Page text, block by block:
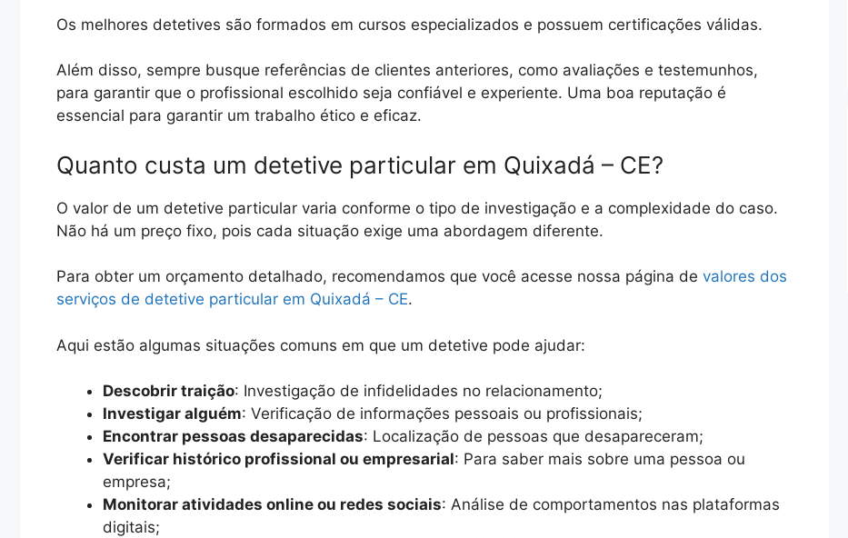
Os melhores detetives são formados em cursos especializados e possuem certificações válidas.
Além disso, sempre busque referências de clientes anteriores, como avaliações e testemunhos,
para garantir que o profissional escolhido seja confiável e experiente. Uma boa reputação é
essencial para garantir um trabalho ético e eficaz.
Quanto custa um detetive particular em Quixadá – CE?
O valor de um detetive particular varia conforme o tipo de investigação e a complexidade do caso.
Não há um preço fixo, pois cada situação exige uma abordagem diferente.
Para obter um orçamento detalhado, recomendamos que você acesse nossa página de valores dos
serviços de detetive particular em Quixadá – CE.
Aqui estão algumas situações comuns em que um detetive pode ajudar:
Descobrir traição: Investigação de infidelidades no relacionamento;
Investigar alguém: Verificação de informações pessoais ou profissionais;
Encontrar pessoas desaparecidas: Localização de pessoas que desapareceram;
Verificar histórico profissional ou empresarial: Para saber mais sobre uma pessoa ou
empresa;
Monitorar atividades online ou redes sociais: Análise de comportamentos nas plataformas
digitais;